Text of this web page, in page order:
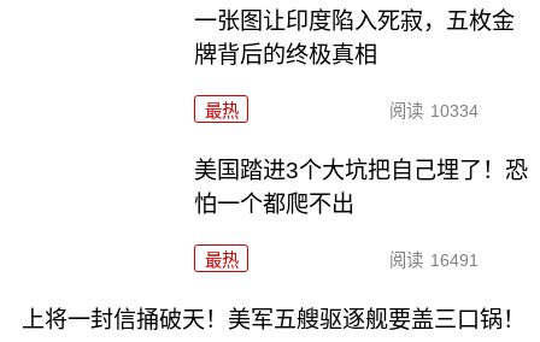
一张图让印度陷入死寂，五枚金
牌背后的终极真相
最热 阅读 10334
美国踏进3个大坑把自己埋了！恐
怕一个都爬不出
最热 阅读 16491
上将一封信捅破天！美军五艘驱逐舰要盖三口锅！